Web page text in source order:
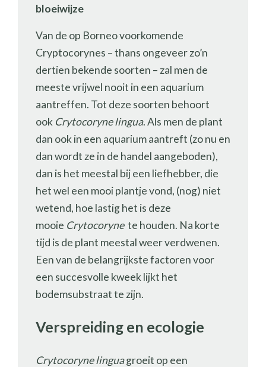
bloeiwijze
Van de op Borneo voorkomende
Cryptocorynes – thans ongeveer zo’n
dertien bekende soorten – zal men de
meeste vrijwel nooit in een aquarium
aantreffen. Tot deze soorten behoort
ook Crytocoryne lingua. Als men de plant
dan ook in een aquarium aantreft (zo nu en
dan wordt ze in de handel aangeboden),
dan is het meestal bij een liefhebber, die
het wel een mooi plantje vond, (nog) niet
wetend, hoe lastig het is deze
mooie Crytocorynete houden. Na korte
tijd is de plant meestal weer verdwenen.
Een van de belangrijkste factoren voor
een succesvolle kweek lijkt het
bodemsubstraat te zijn.
Verspreiding en ecologie
Crytocoryne linguagroeit op een